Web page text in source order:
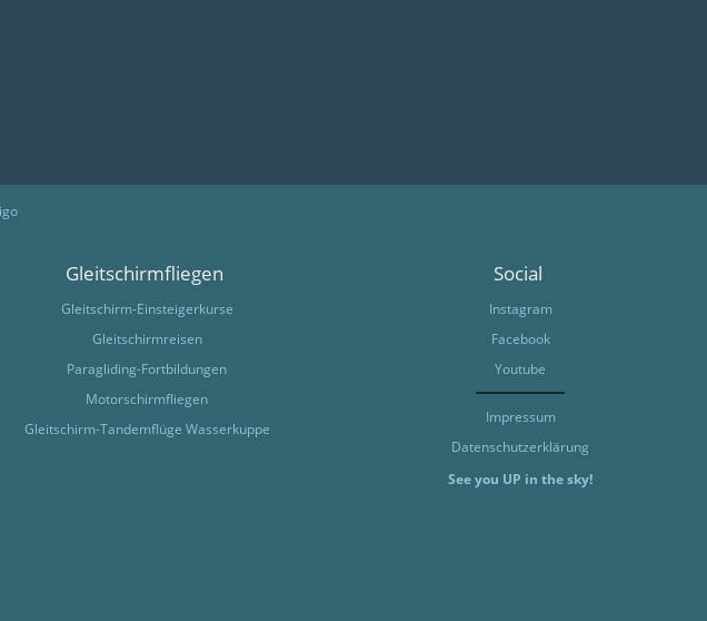
Gleitschirmfliegen
Gleitschirm-Einsteigerkurse
Gleitschirmreisen
Paragliding-Fortbildungen
Motorschirmfliegen
Gleitschirm-Tandemflüge Wasserkuppe
Social
Instagram
Facebook
Youtube
Impressum
Datenschutzerklärung
See you UP in the sky!